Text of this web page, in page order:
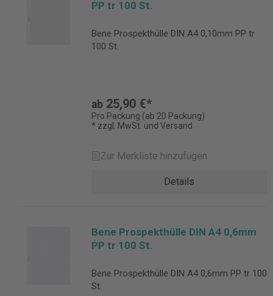
PP tr 100 St.
Bene Prospekthülle DIN A4 0,10mm PP tr
100 St.
ab 25,90 €*
Pro Packung (ab 20 Packung)
* zzgl. MwSt. und Versand
Zur Merkliste hinzufügen
Details
Bene Prospekthülle DIN A4 0,6mm
PP tr 100 St.
Bene Prospekthülle DIN A4 0,6mm PP tr 100
St.